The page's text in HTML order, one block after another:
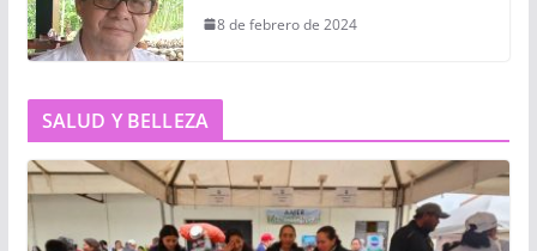
8 de febrero de 2024
SALUD Y BELLEZA